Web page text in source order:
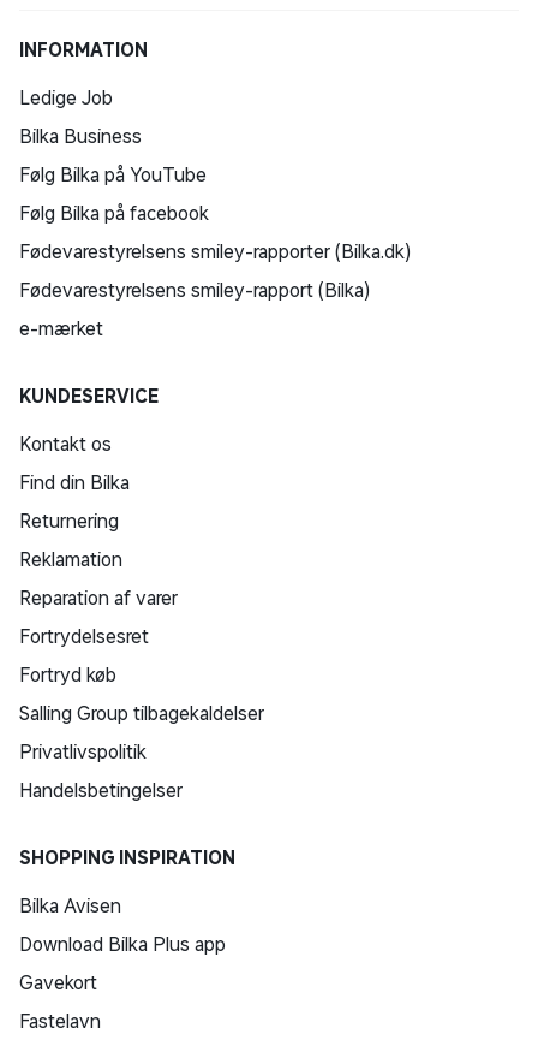
INFORMATION
Ledige Job
Bilka Business
Følg Bilka på YouTube
Følg Bilka på facebook
Fødevarestyrelsens smiley-rapporter (Bilka.dk)
Fødevarestyrelsens smiley-rapport (Bilka)
e-mærket
KUNDESERVICE
Kontakt os
Find din Bilka
Returnering
Reklamation
Reparation af varer
Fortrydelsesret
Fortryd køb
Salling Group tilbagekaldelser
Privatlivspolitik
Handelsbetingelser
SHOPPING INSPIRATION
Bilka Avisen
Download Bilka Plus app
Gavekort
Fastelavn